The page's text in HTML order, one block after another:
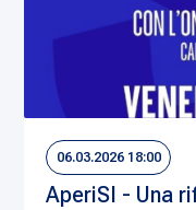
06.03.2026 18:00
AperiSI - Una